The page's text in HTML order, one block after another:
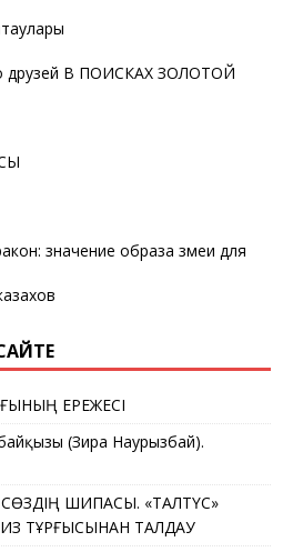
друзей В ПОИСКАХ ЗОЛОТОЙ
значение образа змеи для
ЕРЕЖЕСІ
(Зира Наурызбай).
СӨЗДІҢ ШИПАСЫ. «ТАЛТҮС»
ТҰРҒЫСЫНАН ТАЛДАУ